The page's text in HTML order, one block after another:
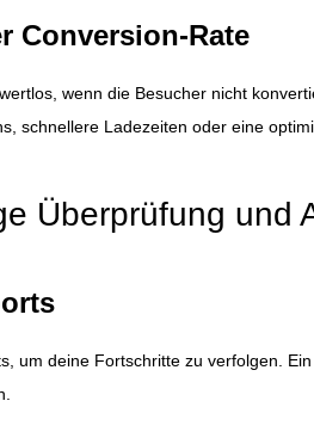
Conversion-Rate
wenn die Besucher nicht
schnellere Ladezeiten oder eine
Überprüfung und
um deine Fortschritte zu verfolgen.